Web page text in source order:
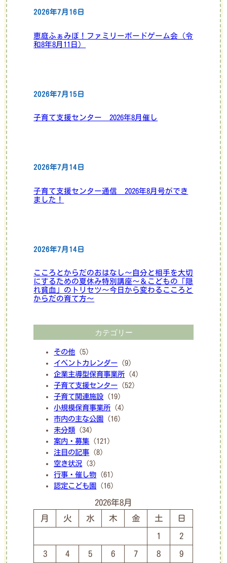
2026年7月16日
恵庭ふぁみぼ！ファミリーボードゲーム会（令
和8年8月11日）
2026年7月15日
子育て支援センター 2026年8月催し
2026年7月14日
子育て支援センター通信 2026年8月号ができ
ました！
2026年7月14日
こころとからだのおはなし～自分と相手を大切
にするための夏休み特別講座～＆こどもの「隠
れ貧血」のトリセツ～今日から変わるこころと
からだの育て方～
カテゴリー
その他 (5)
イベントカレンダー (9)
企業主導型保育事業所 (4)
子育て支援センター (52)
子育て関連施設 (19)
小規模保育事業所 (4)
市内の主な公園
(16)
未分類 (34)
案内・募集 (121)
注目の記事 (8)
空き状況 (3)
行事・催し物 (61)
認定こども園
(16)
2026年8月
月
火 水 木 金 土 日
1 2
3 4 5 6 7 8 9